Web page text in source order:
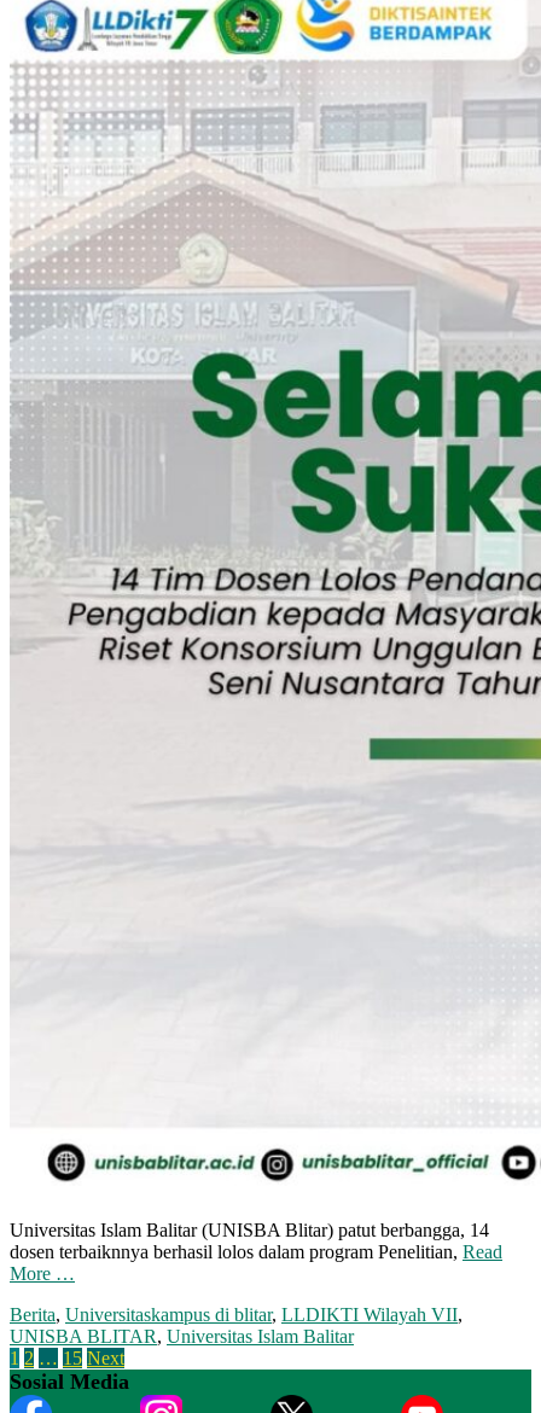
Universitas Islam Balitar (UNISBA Blitar) patut berbangga, 14
dosen terbaiknnya berhasil lolos dalam program Penelitian, Read
More …
Berita, Universitaskampus di blitar, LLDIKTI Wilayah VII,
UNISBA BLITAR, Universitas Islam Balitar
Posts
pagination
1 2 … 15 Next
Sosial Media